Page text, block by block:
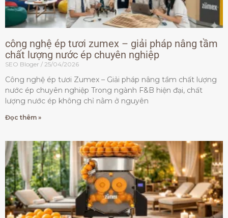
công nghệ ép tươi zumex – giải pháp nâng tầm
chất lượng nước ép chuyên nghiệp
SEO Bloger 25/04/2026
Công nghệ ép tươi Zumex – Giải pháp nâng tầm chất lượng
nước ép chuyên nghiệp Trong ngành F&B hiện đại, chất
lượng nước ép không chỉ nằm ở nguyên
Đọc thêm »